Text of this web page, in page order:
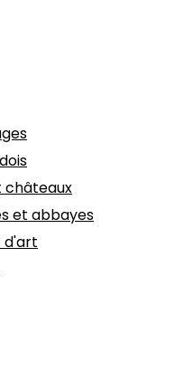
châteaux
et abbayes
d'art